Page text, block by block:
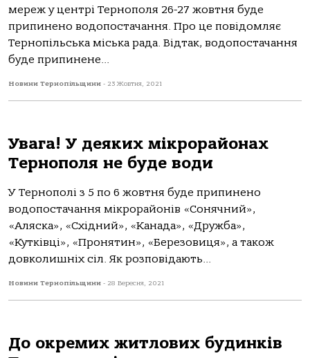
мереж у центрі Тернополя 26-27 жовтня буде
припинено водопостачання. Про це повідомляє
Тернопільська міська рада. Відтак, водопостачання
буде припинене...
Новини Тернопільщини - 23 Жовтня, 2021
Увага! У деяких мікрорайонах
Тернополя не буде води
У Тернополі з 5 по 6 жовтня буде припинено
водопостачання мікрорайонів «Сонячний»,
«Аляска», «Східний», «Канада», «Дружба»,
«Кутківці», «Пронятин», «Березовиця», а також
довколишніх сіл. Як розповідають...
Новини Тернопільщини - 28 Вересня, 2021
До окремих житлових будинків